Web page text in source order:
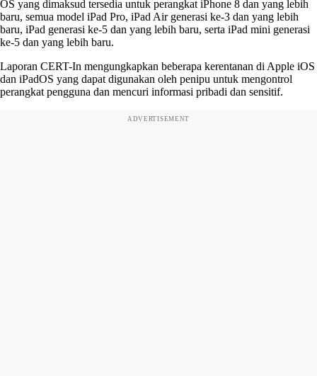
OS yang dimaksud tersedia untuk perangkat iPhone 8 dan yang lebih
baru, semua model iPad Pro, iPad Air generasi ke-3 dan yang lebih
baru, iPad generasi ke-5 dan yang lebih baru, serta iPad mini generasi
ke-5 dan yang lebih baru.
Laporan CERT-In mengungkapkan beberapa kerentanan di Apple iOS
dan iPadOS yang dapat digunakan oleh penipu untuk mengontrol
perangkat pengguna dan mencuri informasi pribadi dan sensitif.
ADVERTISEMENT